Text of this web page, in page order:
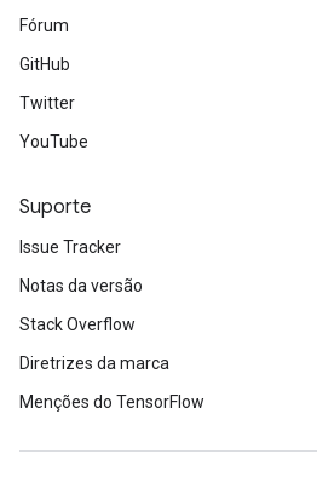
Fórum
GitHub
Twitter
YouTube
Suporte
Issue Tracker
Notas da versão
Stack Overflow
Diretrizes da marca
Menções do TensorFlow